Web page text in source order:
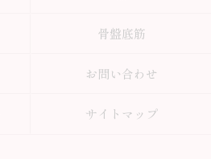
骨盤底筋
お問い合わせ
サイトマップ